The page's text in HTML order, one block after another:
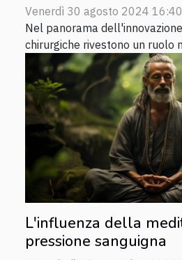
Venerdì 30 agosto 2024 16:40
Nel panorama
chirurgiche rivestono un ruolo
L'influenza della
pressione sanguigna